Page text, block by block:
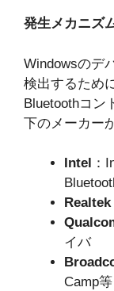
発生メカニズ
Windowsのデ
検出するため
Bluetoothコン
下のメーカー
Intel
：
Realtek
イバ
Camp等